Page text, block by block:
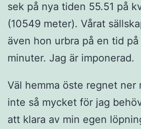
sek på nya tiden 55.51 på
(10549 meter). Vårat
även hon urbra på en tid
minuter. Jag är imponerad.
Väl hemma öste regnet ner
inte så mycket för jag
att klara av min egen